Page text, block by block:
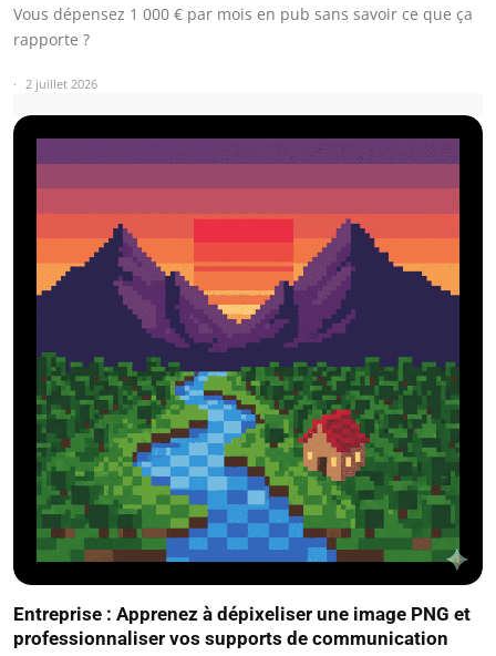
Vous dépensez 1 000 € par mois en pub sans savoir ce que ça
rapporte ?
2 juillet 2026
Entreprise : Apprenez à dépixeliser une image PNG et
professionnaliser vos supports de communication